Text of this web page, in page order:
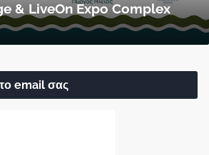
& LiveOn Expo Complex
email σας